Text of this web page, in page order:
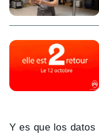
Y es que los